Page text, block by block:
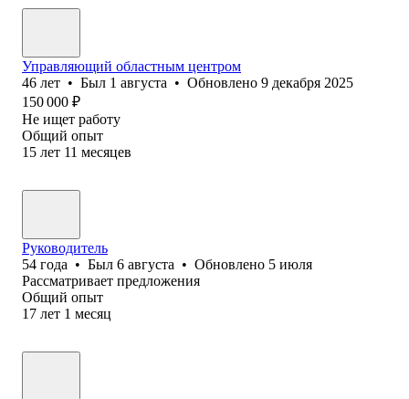
Управляющий областным центром
46 лет • Был 1 августа • Обновлено 9 декабря 2025
150 000 ₽
Не ищет работу
Общий опыт
15 лет 11 месяцев
Руководитель
54 года • Был 6 августа • Обновлено 5 июля
Рассматривает предложения
Общий опыт
17 лет 1 месяц